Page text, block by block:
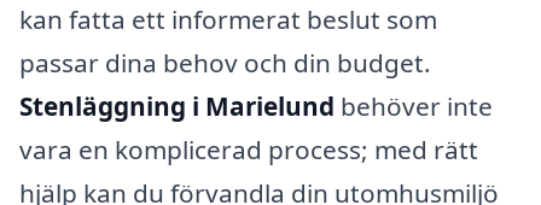
kan fatta ett informerat beslut som
passar dina behov och din budget.
Stenläggning i Marielund behöver inte
vara en komplicerad process; med rätt
hjälp kan du förvandla din utomhusmiljö